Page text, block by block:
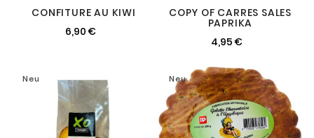
CONFITURE AU KIWI
6,90 €
COPY OF CARRES SALES
PAPRIKA
4,95 €
Neu Neu